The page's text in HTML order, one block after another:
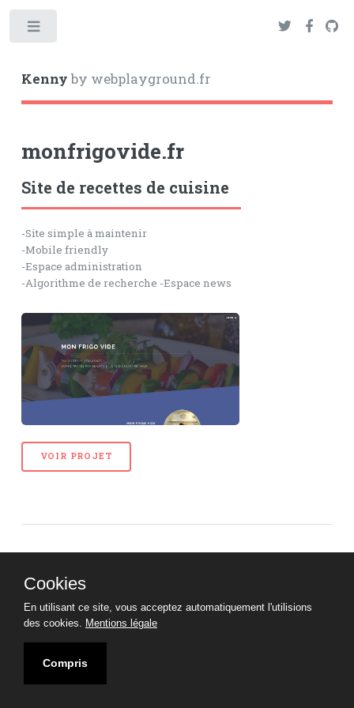
Kennyby webplayground.fr
monfrigovide.fr
Site de recettes de cuisine
-Site simple à maintenir
-Mobile friendly
-Espace administration
-Algorithme de recherche -Espace news
VOIR PROJET
Cookies
En utilisant ce site, vous acceptez automatiquement l'utilisions
des cookies. Mentions légale
Compris